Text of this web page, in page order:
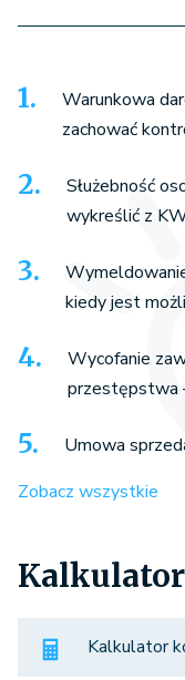
Warunkowa
zachować
Służebność
wykreślić z
kiedy jest
Wycofanie
przestępstwa
Umowa
Zobacz wszystkie
Kalkulator